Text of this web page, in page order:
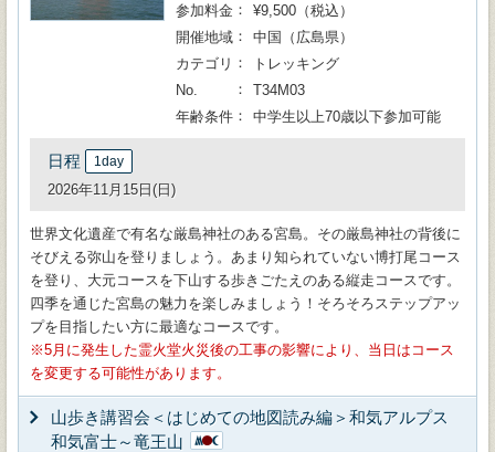
参加料金
¥9,500（税込）
開催地域
中国（広島県）
カテゴリ
トレッキング
No.
T34M03
年齢条件
中学生以上70歳以下参加可能
日程 1day
2026年11月15日(日)
世界文化遺産で有名な厳島神社のある宮島。その厳島神社の背後に
そびえる弥山を登りましょう。あまり知られていない博打尾コース
を登り、大元コースを下山する歩きごたえのある縦走コースです。
四季を通じた宮島の魅力を楽しみましょう！そろそろステップアッ
プを目指したい方に最適なコースです。
5月に発生した霊火堂火災後の工事の影響により、当日はコース
を変更する可能性があります。
山歩き講習会＜はじめての地図読み編＞和気アルプス
和気富士～竜王山